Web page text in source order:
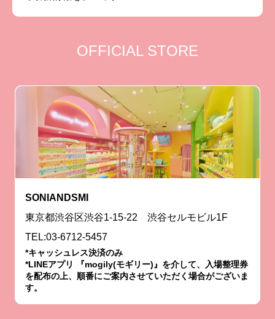
OFFICIAL STORE
SONIANDSMI
東京都渋谷区渋谷1-15-22 渋谷セルモビル1F
TEL:03-6712-5457
*キャッシュレス決済のみ
*LINEアプリ 『mogily(モギリー)』を介して、入場整理券
を配布の上、順番にご案内させていただく場合がございま
す。